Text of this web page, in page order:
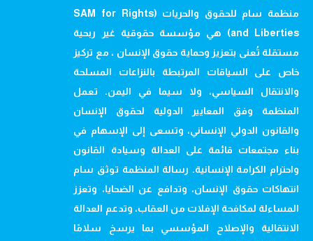
منظمة سام للحقوق والحريات (SAM for Rights
and Liberties) هي مؤسسة حقوقية غير ربحية
مستقلة تُعنى بتعزيز وحماية حقوق الإنسان ، مع تركيز
خاص على السياقات المرتبطة بالنزاعات المسلحة
والانتقال السياسي، ولا سيما في اليمن. تعمل
المنظمة وفق المعايير الدولية لحقوق الإنسان
والقانون الدولي الإنساني، وتسعى إلى الإسهام في
بناء مجتمعات قائمة على العدالة وسيادة القانون
واحترام الكرامة الإنسانية. رسالة المنظمة توثق سام
انتهاكات حقوق الإنسان، وتدافع عن الضحايا، وتعزز
المساءلة لمكافحة الإفلات من العقاب، وتدعم العدالة
الانتقالية والإصلاح المؤسسي بما يرسخ سلامًا